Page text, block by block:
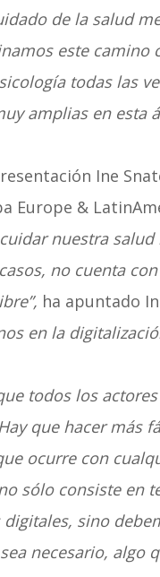
de la salud
este
todas las
amplias en esta
Ine
Europe &
nuestra
no cuenta
ha apuntado
en la
todos los
que hacer más
ocurre con
sólo consiste en
sino
necesario, algo